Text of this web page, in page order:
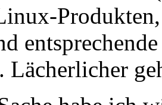
Lächerlicher